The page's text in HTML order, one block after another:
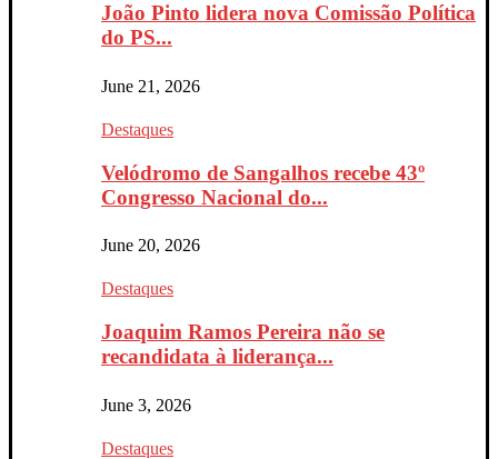
João Pinto lidera nova Comissão Política
do PS...
June 21, 2026
Destaques
Velódromo de Sangalhos recebe 43º
Congresso Nacional do...
June 20, 2026
Destaques
Joaquim Ramos Pereira não se
recandidata à liderança...
June 3, 2026
Destaques